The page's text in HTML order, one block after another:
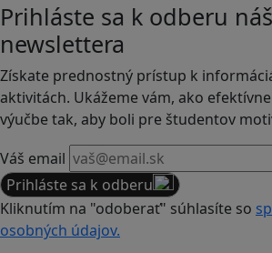
Prihláste sa k odberu
newslettera
Získate prednostný prístup k
aktivitách. Ukážeme vám, ako
výučbe tak, aby boli pre študentov
Váš email
Prihláste sa k odberu
Kliknutím na "odoberať" súhlasíte so
osobných údajov.